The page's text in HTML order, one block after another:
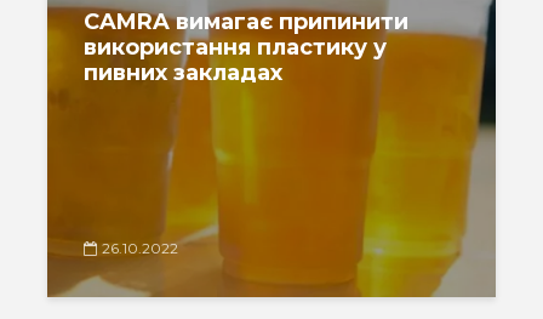
CAMRA вимагає припинити
використання пластику у
пивних закладах
26.10.2022